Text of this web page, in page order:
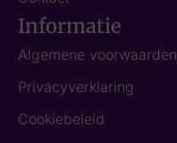
Informatie
Algemene voorwaarden
Privacyverklaring
Cookiebeleid